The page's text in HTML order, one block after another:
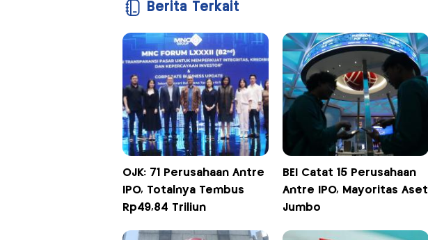
Berita Terkait
OJK: 71 Perusahaan Antre
IPO, Totalnya Tembus
Rp49,84 Triliun
BEI Catat 15 Perusahaan
Antre IPO, Mayoritas Aset
Jumbo